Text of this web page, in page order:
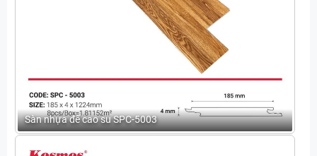
Sàn nhựa đế cao su SPC-5003